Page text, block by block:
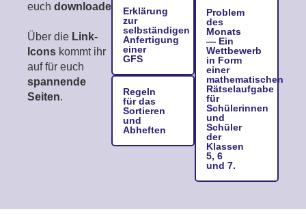
euch downloaden
Über die Link-
Icons kommt ihr
auf für euch
spannende
Seiten.
Erklärung
zur
selbständigen
Anfertigung
einer
GFS
Regeln
für das
Sortieren
und
Abheften
Problem
des
Monats
— Ein
Wettbewerb
in Form
einer
mathematischen
Rätselaufgabe
für
Schülerinnen
und
Schüler
der
Klassen
5, 6
und 7.